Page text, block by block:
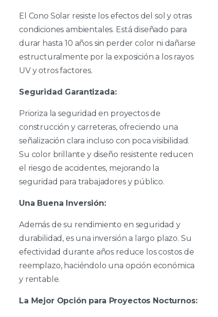
El Cono Solar resiste los efectos del sol y otras
condiciones ambientales. Está diseñado para
durar hasta 10 años sin perder color ni dañarse
estructuralmente por la exposición a los rayos
UV y otros factores.
Seguridad Garantizada:
Prioriza la seguridad en proyectos de
construcción y carreteras, ofreciendo una
señalización clara incluso con poca visibilidad.
Su color brillante y diseño resistente reducen
el riesgo de accidentes, mejorando la
seguridad para trabajadores y público.
Una Buena Inversión:
Además de su rendimiento en seguridad y
durabilidad, es una inversión a largo plazo. Su
efectividad durante años reduce los costos de
reemplazo, haciéndolo una opción económica
y rentable.
La Mejor Opción para Proyectos Nocturnos: